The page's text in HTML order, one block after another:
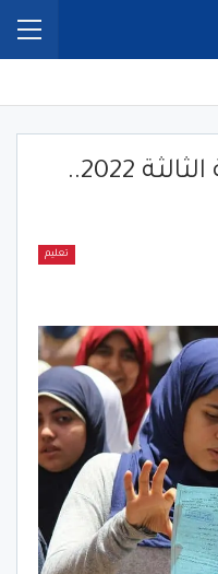
نتيجة تنسيق المرحلة الثالثة 2022..
تعليم